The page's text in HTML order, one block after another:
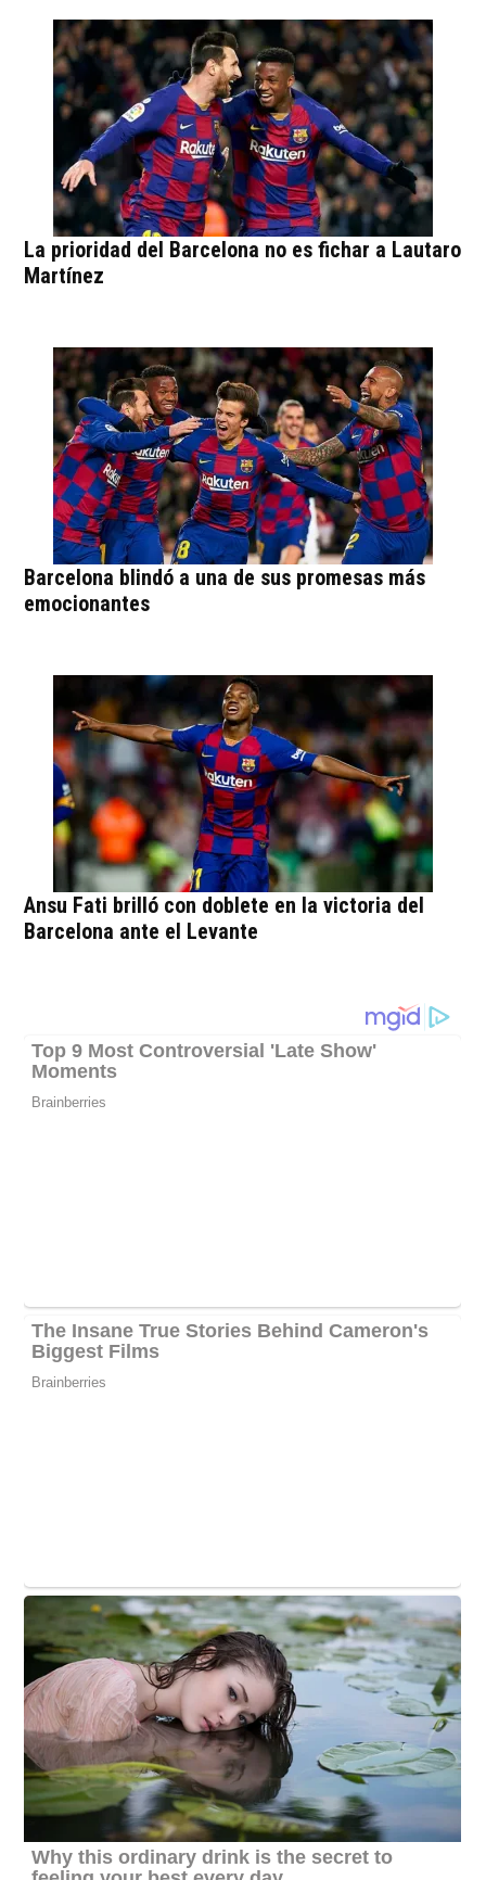
La prioridad del Barcelona no es fichar a Lautaro
Martínez
Barcelona blindó a una de sus promesas más
emocionantes
Ansu Fati brilló con doblete en la victoria del
Barcelona ante el Levante